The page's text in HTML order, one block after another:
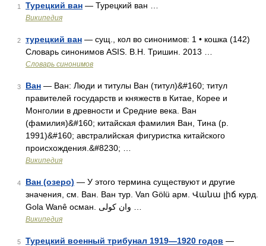
1 Турецкий ван — Турецкий ван …
Википедия
2 турецкий ван — сущ., кол во синонимов: 1 • кошка (142)
Словарь синонимов ASIS. В.Н. Тришин. 2013 …
Словарь синонимов
3 Ван — Ван: Люди и титулы Ван (титул)&#160; титул
правителей государств и княжеств в Китае, Корее и
Монголии в древности и Средние века. Ван
(фамилия)&#160; китайская фамилия Ван, Тина (р.
1991)&#160; австралийская фигуристка китайского
происхождения.&#8230; …
Википедия
4 Ван (озеро) — У этого термина существуют и другие
значения, см. Ван. Ван тур. Van Gölü арм. Վանա լիճ курд.
Википедия
5 Турецкий военный трибунал 1919—1920 годов —